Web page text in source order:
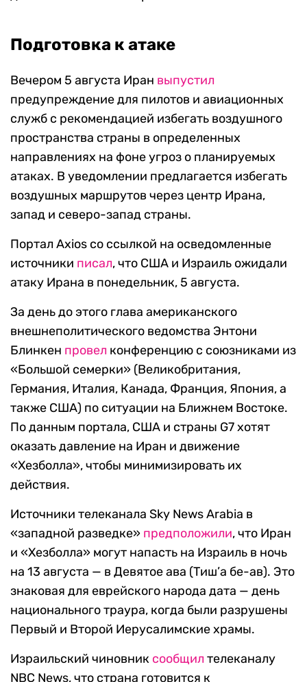
Подготовка к атаке
Вечером 5 августа Иран выпустил
предупреждение для пилотов и авиационных
служб с рекомендацией избегать воздушного
пространства страны в определенных
направлениях на фоне угроз о планируемых
атаках. В уведомлении предлагается избегать
воздушных маршрутов через центр Ирана,
запад и северо-запад страны.
Портал Axios со ссылкой на осведомленные
источники писал, что США и Израиль ожидали
атаку Ирана в понедельник, 5 августа.
За день до этого глава американского
внешнеполитического ведомства Энтони
Блинкен провел конференцию с союзниками из
«Большой семерки» (Великобритания,
Германия, Италия, Канада, Франция, Япония, а
также США) по ситуации на Ближнем Востоке.
По данным портала, США и страны G7 хотят
оказать давление на Иран и движение
«Хезболла», чтобы минимизировать их
действия.
Источники телеканала Sky News Arabia в
«западной разведке» предположили, что Иран
и «Хезболла» могут напасть на Израиль в ночь
на 13 августа — в Девятое ава (Тиш’а бе-ав). Это
знаковая для еврейского народа дата — день
национального траура, когда были разрушены
Первый и Второй Иерусалимские храмы.
Израильский чиновник сообщил телеканалу
NBC News, что страна готовится к